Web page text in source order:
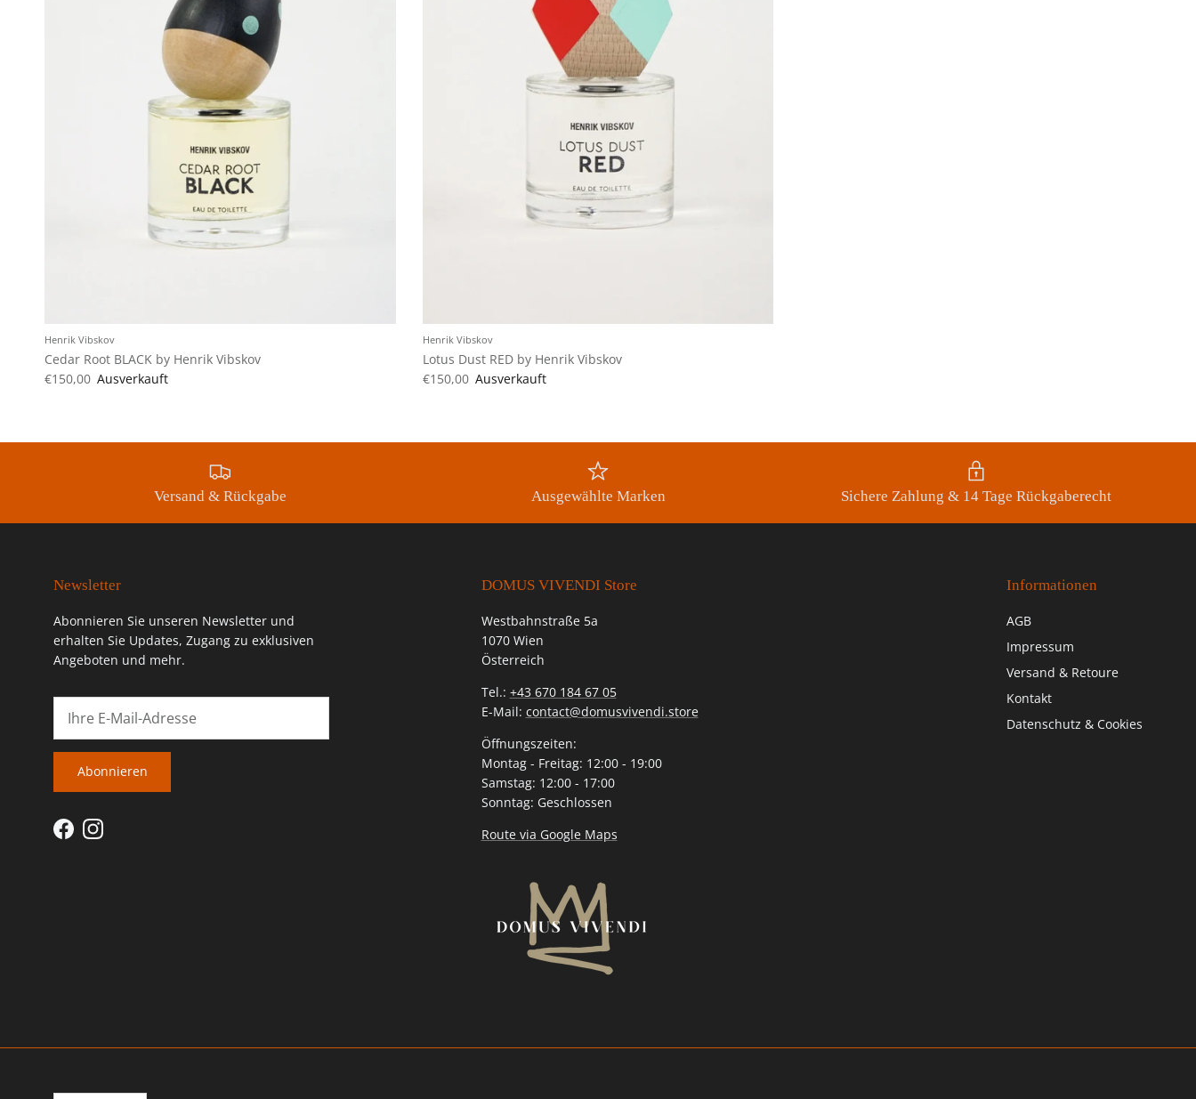
Henrik Vibskov
Cedar Root BLACK by Henrik Vibskov
€150,00 Ausverkauft
Henrik Vibskov
Lotus Dust RED by Henrik Vibskov
€150,00 Ausverkauft
Versand & Rückgabe Ausgewählte Marken Sichere Zahlung & 14 Tage Rückgaberecht
Newsletter
Abonnieren Sie unseren Newsletter und
erhalten Sie Updates, Zugang zu exklusiven
Angeboten und mehr.
Abonnieren
FacebookInstagram
DOMUS VIVENDI Store
Westbahnstraße 5a
1070 Wien
Österreich
Tel.: +43 670 184 67 05
E-Mail: contact@domusvivendi.store
Öffnungszeiten:
Montag - Freitag: 12:00 - 19:00
Samstag: 12:00 - 17:00
Sonntag: Geschlossen
Route via Google Maps
Informationen
AGB
Impressum
Versand & Retoure
Kontakt
Datenschutz & Cookies